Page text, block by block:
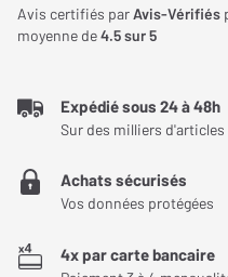
dans le noir. Les réglages
privilégient une température des
mes goûts. En passant
simplement la température des
Chaud » dans les modes
Filmmaker et Cinéma, j’ai obtenu
un rendu parfaitement équilibré.
à mon sens, sublime encore
Avis certifiés parAvis-Vérifiés
moyenne de4.5sur 5
Expédié sous 24 à 48h
Sur des milliers d'articles
Achats sécurisés
Vos données protégées
4x par carte bancaire